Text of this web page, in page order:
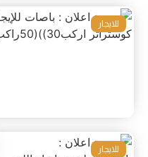
للايجار
للايجار